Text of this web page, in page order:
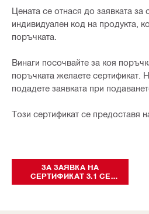
Цената се отнася до заявката за
индивидуален код на продукта,
поръчката.
Винаги посочвайте за коя
поръчката желаете сертификат.
подадете заявката при
Този сертификат се предоставя
ЗА ЗАЯВКА НА
СЕРТИФИКАТ 3.1 СЕ
ОБАДЕТЕ НА